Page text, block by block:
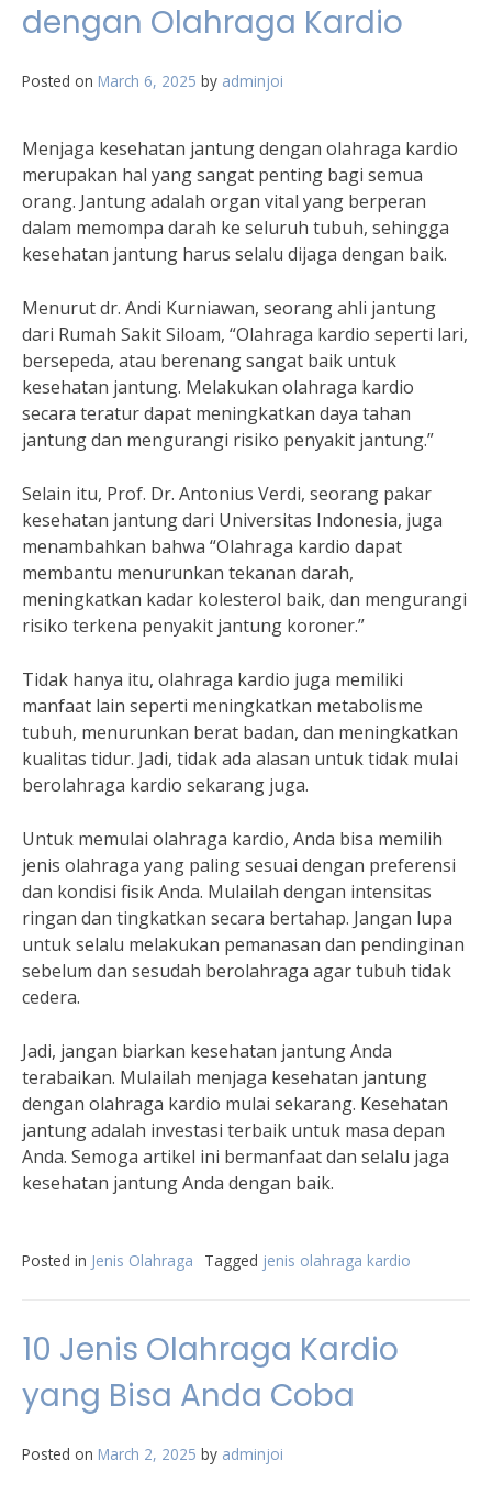
dengan Olahraga Kardio
Posted on March 6, 2025 by adminjoi
Menjaga kesehatan jantung dengan olahraga kardio
merupakan hal yang sangat penting bagi semua
orang. Jantung adalah organ vital yang berperan
dalam memompa darah ke seluruh tubuh, sehingga
kesehatan jantung harus selalu dijaga dengan baik.
Menurut dr. Andi Kurniawan, seorang ahli jantung
dari Rumah Sakit Siloam, “Olahraga kardio seperti lari,
bersepeda, atau berenang sangat baik untuk
kesehatan jantung. Melakukan olahraga kardio
secara teratur dapat meningkatkan daya tahan
jantung dan mengurangi risiko penyakit jantung.”
Selain itu, Prof. Dr. Antonius Verdi, seorang pakar
kesehatan jantung dari Universitas Indonesia, juga
menambahkan bahwa “Olahraga kardio dapat
membantu menurunkan tekanan darah,
meningkatkan kadar kolesterol baik, dan mengurangi
risiko terkena penyakit jantung koroner.”
Tidak hanya itu, olahraga kardio juga memiliki
manfaat lain seperti meningkatkan metabolisme
tubuh, menurunkan berat badan, dan meningkatkan
kualitas tidur. Jadi, tidak ada alasan untuk tidak mulai
berolahraga kardio sekarang juga.
Untuk memulai olahraga kardio, Anda bisa memilih
jenis olahraga yang paling sesuai dengan preferensi
dan kondisi fisik Anda. Mulailah dengan intensitas
ringan dan tingkatkan secara bertahap. Jangan lupa
untuk selalu melakukan pemanasan dan pendinginan
sebelum dan sesudah berolahraga agar tubuh tidak
cedera.
Jadi, jangan biarkan kesehatan jantung Anda
terabaikan. Mulailah menjaga kesehatan jantung
dengan olahraga kardio mulai sekarang. Kesehatan
jantung adalah investasi terbaik untuk masa depan
Anda. Semoga artikel ini bermanfaat dan selalu jaga
kesehatan jantung Anda dengan baik.
Posted in Jenis Olahraga Tagged jenis olahraga kardio
10 Jenis Olahraga Kardio
yang Bisa Anda Coba
Posted on March 2, 2025 by adminjoi